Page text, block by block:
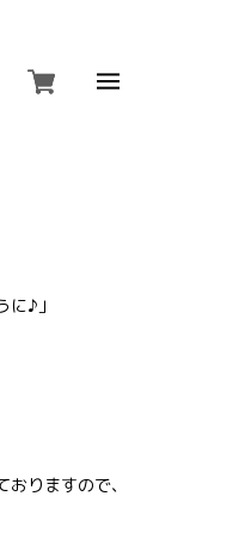
♪」
りますので、